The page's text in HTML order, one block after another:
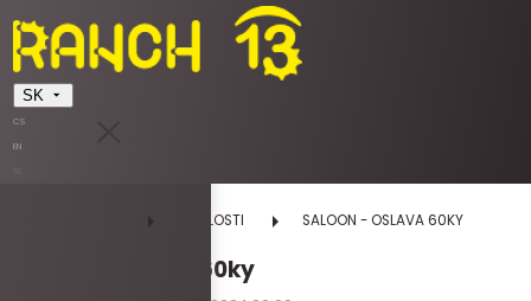
SK
CS
EN
UDALOSTI SALOON - OSLAVA 60KY
SALOON - oslava 60ky